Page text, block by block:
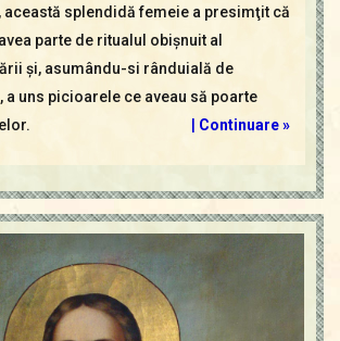
această splendidă femeie a presimţit că
parte de ritualul obişnuit al
şi, asumându-si rânduială de
uns picioarele ce aveau să poarte
| Continuare »